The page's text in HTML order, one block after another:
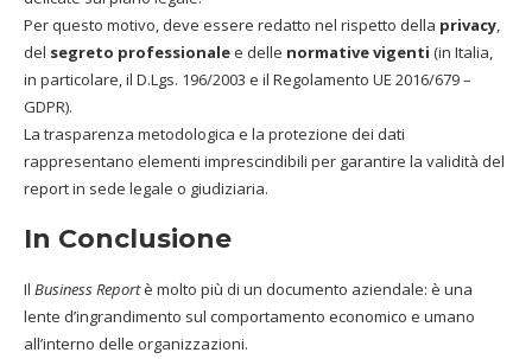
Per questo motivo, deve essere redatto nel rispetto della privacy,
del segreto professionalee delle normative vigenti (in Italia,
in particolare, il D.Lgs. 196/2003 e il Regolamento UE 2016/679 –
GDPR).
La trasparenza metodologica e la protezione dei dati
rappresentano elementi imprescindibili per garantire la validità del
report in sede legale o giudiziaria.
In Conclusione
Il Business Reportè molto più di un documento aziendale: è una
lente d’ingrandimento sul comportamento economico e umano
all’interno delle organizzazioni.